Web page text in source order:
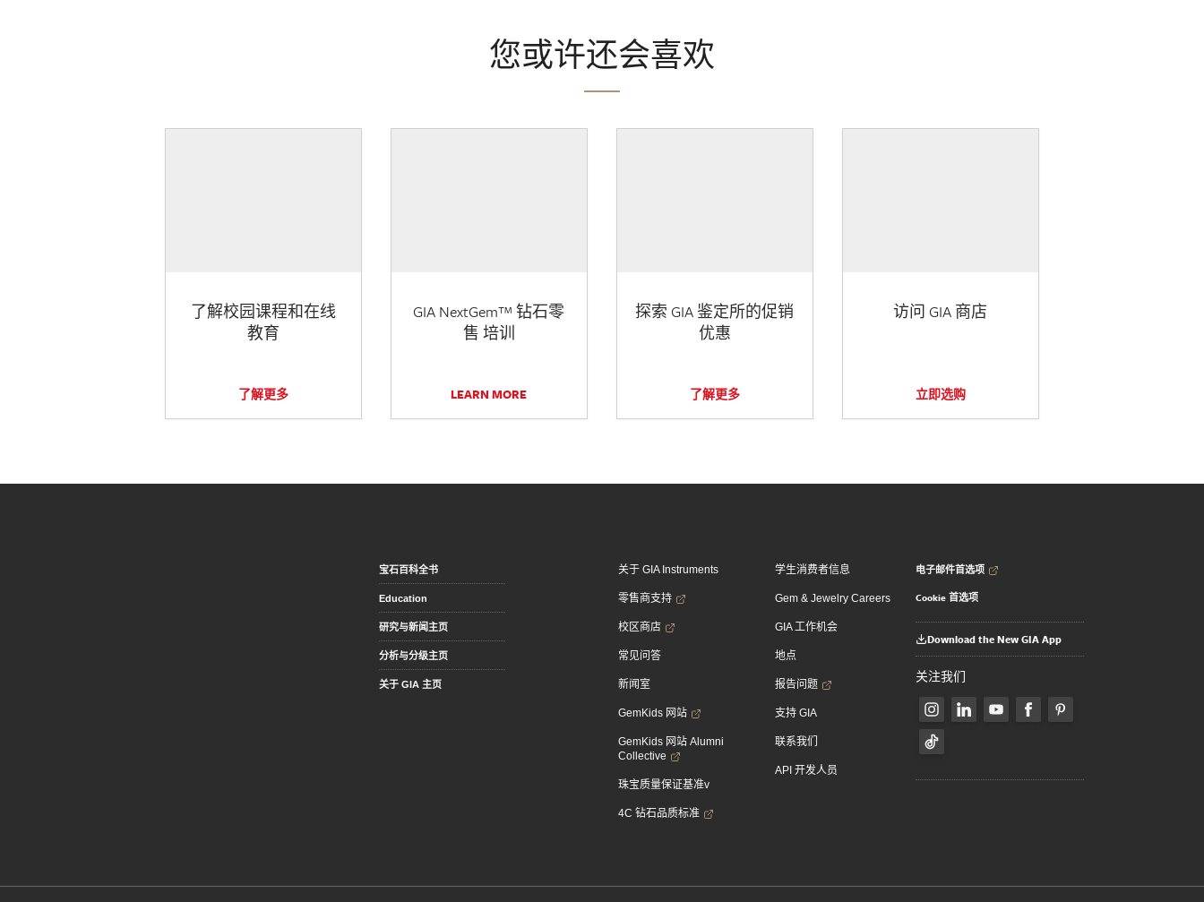
您或许还会喜欢
了解校园课程和在线
教育
了解更多
GIA NextGem™ 钻石零
售 培训
LEARN MORE
探索 GIA 鉴定所的促销
优惠
了解更多
访问 GIA 商店
立即选购
宝石百科全书
Education
研究与新闻主页
分析与分级主页
关于 GIA 主页
关于 GIA Instruments
零售商支持
校区商店
常见问答
新闻室
GemKids 网站
GemKids 网站 Alumni
Collective
珠宝质量保证基准v
4C 钻石品质标准
学生消费者信息
Gem & Jewelry Careers
GIA 工作机会
地点
报告问题
支持 GIA
联系我们
API 开发人员
电子邮件首选项
Cookie 首选项
Download the New GIA App
关注我们